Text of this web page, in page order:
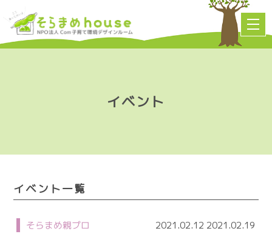
イベント
イベント一覧
2021.02.12 2021.02.19
そらまめ親プロ